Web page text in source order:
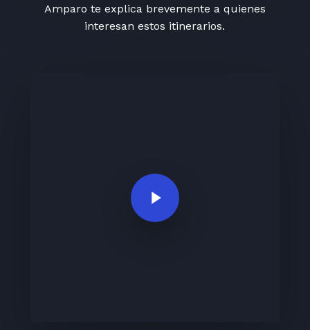
Amparo te explica brevemente a quienes
interesan estos itinerarios.
Play Video